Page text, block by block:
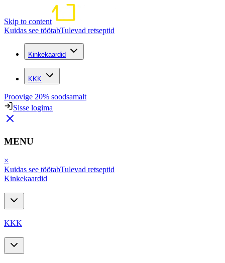
Skip to content
Kuidas see töötabTulevad retseptid
Kinkekaardid
KKK
Proovige 20% soodsamalt
Sisse logima
MENU
×
Kuidas see töötabTulevad retseptid
Kinkekaardid
KKK